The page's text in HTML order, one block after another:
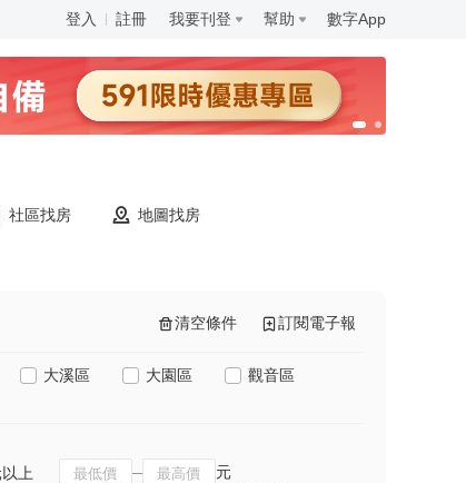
登入 註冊 我要刊登 幫助 數字App
社區找房 地圖找房
清空條件 訂閱電子報
大溪區 大園區
觀音區
上
元